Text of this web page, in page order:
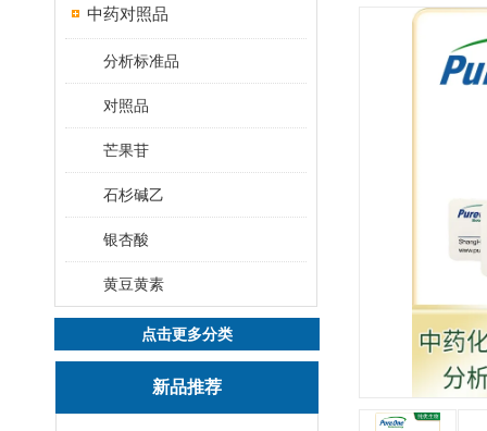
中药对照品
分析标准品
对照品
芒果苷
石杉碱乙
银杏酸
黄豆黄素
点击更多分类
新品推荐